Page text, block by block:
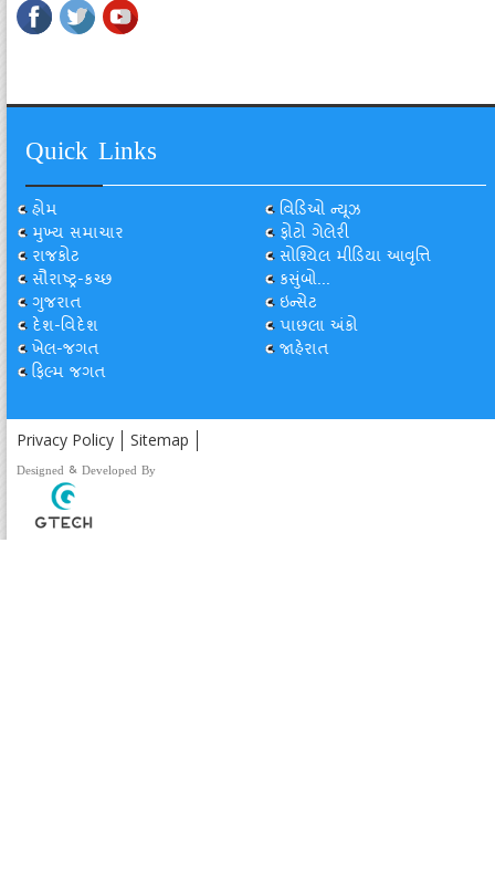
Quick Links
હોમ
મુખ્ય સમાચાર
રાજકોટ
સૌરાષ્ટ્ર-કચ્છ
ગુજરાત
દેશ-વિદેશ
ખેલ-જગત
ફિલ્મ જગત
વિડિઓ ન્યૂઝ
ફોટો ગેલેરી
સોશ્યિલ મીડિયા આવૃત્તિ
કસુંબો...
ઇન્સેટ
પાછલા અંકો
જાહેરાત
Privacy Policy Sitemap
Designed & Developed By